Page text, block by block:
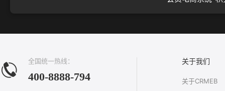
全国统一热线：
400-8888-794
关于我们
关于CRMEB